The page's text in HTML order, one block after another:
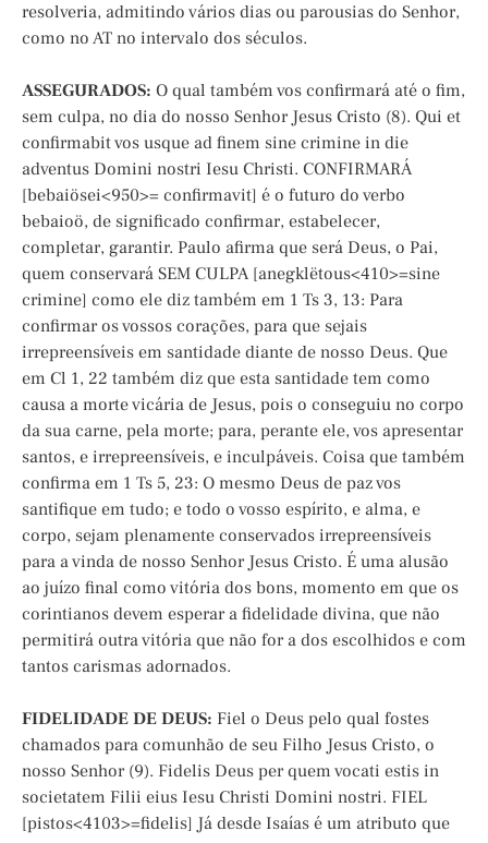
resolveria, admitindo vários dias ou parousias do Senhor,
como no AT no intervalo dos séculos.
ASSEGURADOS: O qual também vos confirmará até o fim,
sem culpa, no dia do nosso Senhor Jesus Cristo (8). Qui et
confirmabit vos usque ad finem sine crimine in die
adventus Domini nostri Iesu Christi. CONFIRMARÁ
[bebaiösei<950>= confirmavit] é o futuro do verbo
bebaioö, de significado confirmar, estabelecer,
completar, garantir. Paulo afirma que será Deus, o Pai,
quem conservará SEM CULPA [anegklëtous<410>=sine
crimine] como ele diz também em 1 Ts 3, 13: Para
confirmar os vossos corações, para que sejais
irrepreensíveis em santidade diante de nosso Deus. Que
em Cl 1, 22 também diz que esta santidade tem como
causa a morte vicária de Jesus, pois o conseguiu no corpo
da sua carne, pela morte; para, perante ele, vos apresentar
santos, e irrepreensíveis, e inculpáveis. Coisa que também
confirma em 1 Ts 5, 23: O mesmo Deus de paz vos
santifique em tudo; e todo o vosso espírito, e alma, e
corpo, sejam plenamente conservados irrepreensíveis
para a vinda de nosso Senhor Jesus Cristo. É uma alusão
ao juízo final como vitória dos bons, momento em que os
corintianos devem esperar a fidelidade divina, que não
permitirá outra vitória que não for a dos escolhidos e com
tantos carismas adornados.
FIDELIDADE DE DEUS: Fiel o Deus pelo qual fostes
chamados para comunhão de seu Filho Jesus Cristo, o
nosso Senhor (9). Fidelis Deus per quem vocati estis in
societatem Filii eius Iesu Christi Domini nostri. FIEL
[pistos<4103>=fidelis] Já desde Isaías é um atributo que